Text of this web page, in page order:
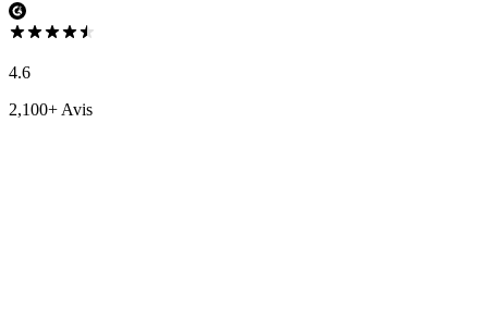
4.6
2,100+ Avis